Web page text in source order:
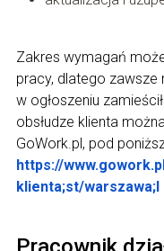
Zakres wymagań
pracy, dlatego zawsze
w ogłoszeniu
obsłudze klienta
GoWork.pl, pod
https://
klienta;st/warszawa;l